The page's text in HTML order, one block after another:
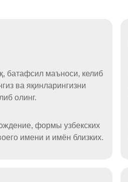
батафсил маъноси, келиб
ва яқинларингизни
олинг.
формы узбекских
имени и имён близких.